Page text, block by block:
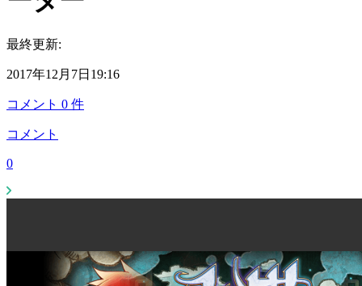
最終更新:
2017年12月7日19:16
コメント 0 件
コメント
0